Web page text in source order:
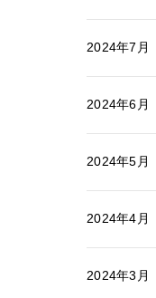
2024年7月
2024年6月
2024年5月
2024年4月
2024年3月